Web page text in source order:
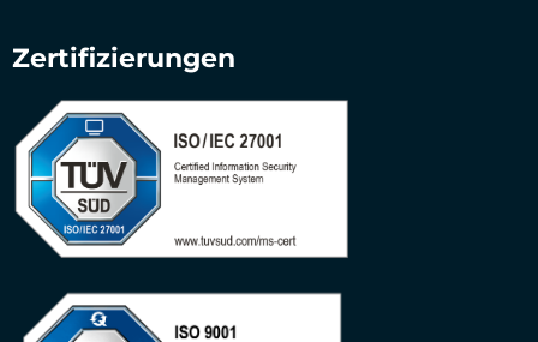
Zertifizierungen